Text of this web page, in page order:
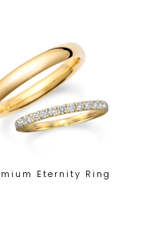
Eternity Ring